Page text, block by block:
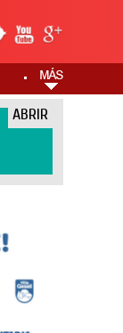
ABRIR